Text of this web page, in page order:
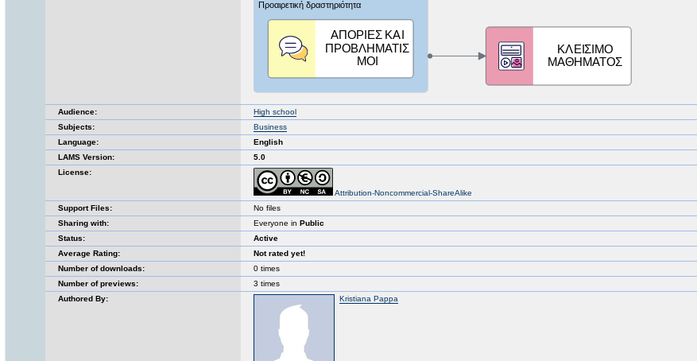
Audience:
High school
Subjects:
Business
Language:
English
LAMS Version:
5.0
License:
Attribution-Noncommercial-ShareAlike
Support Files:
No files
Sharing with:
Everyone in Public
Status:
Active
Average Rating:
Not rated yet!
Number of downloads:
0 times
Number of previews:
3 times
Authored By:
Kristiana Pappa